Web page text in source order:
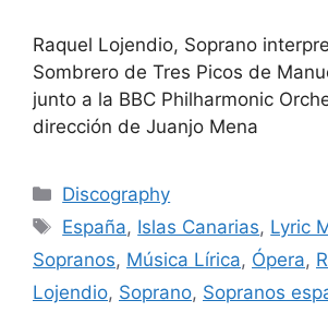
Raquel Lojendio, Soprano
Sombrero de Tres Picos de
junto a la BBC Philharmonic
dirección de Juanjo Mena
Discography
España, Islas Canarias, Lyric
Sopranos, Música Lírica, Ópera,
Lojendio, Soprano, Sopranos